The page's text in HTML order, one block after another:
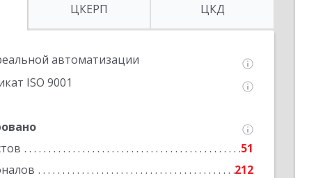
ЦКЕРП ЦКД
автоматизации
ISO 9001
51
212